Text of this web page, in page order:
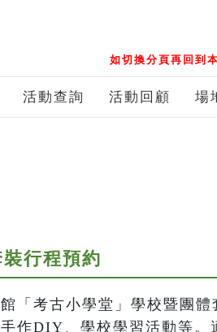
如切換分頁再回到
活動查詢 活動回顧 場
行程預約
「考古小學堂」學校暨團
作DIY、學校學習活動等。